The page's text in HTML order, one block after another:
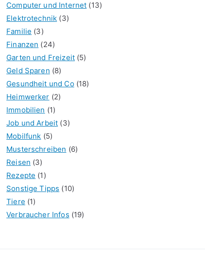
Computer und Internet (13)
Elektrotechnik (3)
Familie (3)
Finanzen (24)
Garten und Freizeit(5)
Geld Sparen (8)
Gesundheit und Co(18)
Heimwerker (2)
Immobilien (1)
Job und Arbeit (3)
Mobilfunk (5)
Musterschreiben (6)
Reisen (3)
Rezepte (1)
Sonstige Tipps (10)
Tiere (1)
Verbraucher Infos (19)